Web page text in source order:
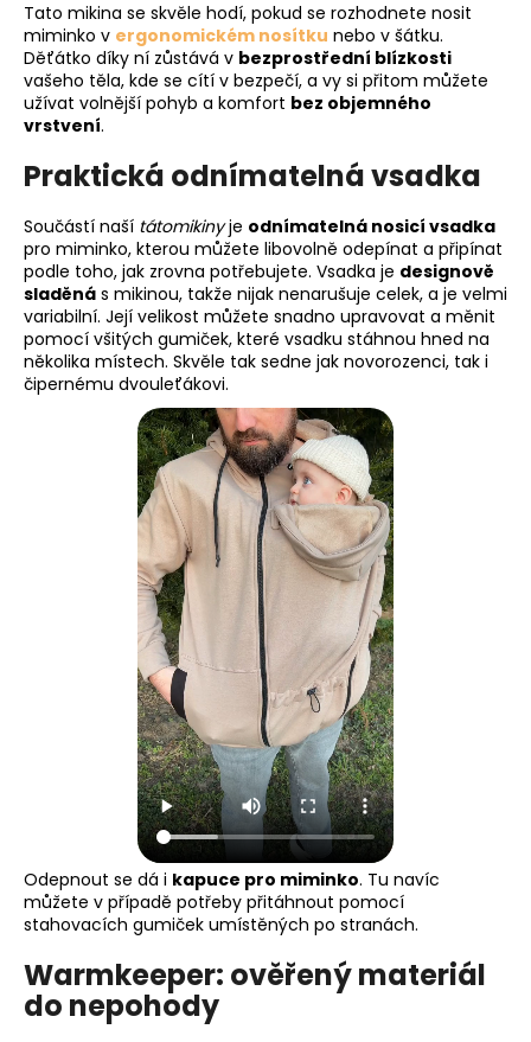
Tato mikina se skvěle hodí, pokud se rozhodnete nosit
miminko v ergonomickém nosítku nebo v šátku.
Děťátko díky ní zůstává v bezprostřední blízkosti
vašeho těla, kde se cítí v bezpečí, a vy si přitom můžete
užívat volnější pohyb a komfort bez objemného
vrstvení.
Praktická odnímatelná vsadka
Součástí naší tátomikinyje odnímatelná nosicí vsadka
pro miminko, kterou můžete libovolně odepínat a připínat
podle toho, jak zrovna potřebujete. Vsadka je designově
sladěná s mikinou, takže nijak nenarušuje celek, a je velmi
variabilní. Její velikost můžete snadno upravovat a měnit
pomocí všitých gumiček, které vsadku stáhnou hned na
několika místech. Skvěle tak sedne jak novorozenci, tak i
čipernému dvouleťákovi.
Odepnout se dá i kapuce pro miminko. Tu navíc
můžete v případě potřeby přitáhnout pomocí
stahovacích gumiček umístěných po stranách.
Warmkeeper: ověřený materiál
do nepohody